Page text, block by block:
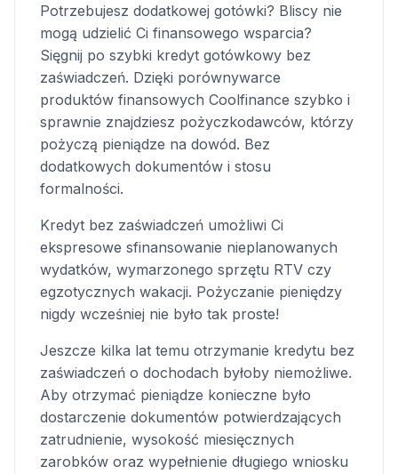
Potrzebujesz dodatkowej gotówki? Bliscy nie
mogą udzielić Ci finansowego wsparcia?
Sięgnij po szybki kredyt gotówkowy bez
zaświadczeń. Dzięki porównywarce
produktów finansowych Coolfinance szybko i
sprawnie znajdziesz pożyczkodawców, którzy
pożyczą pieniądze na dowód. Bez
dodatkowych dokumentów i stosu
formalności.
Kredyt bez zaświadczeń umożliwi Ci
ekspresowe sfinansowanie nieplanowanych
wydatków, wymarzonego sprzętu RTV czy
egzotycznych wakacji. Pożyczanie pieniędzy
nigdy wcześniej nie było tak proste!
Jeszcze kilka lat temu otrzymanie kredytu bez
zaświadczeń o dochodach byłoby niemożliwe.
Aby otrzymać pieniądze konieczne było
dostarczenie dokumentów potwierdzających
zatrudnienie, wysokość miesięcznych
zarobków oraz wypełnienie długiego wniosku